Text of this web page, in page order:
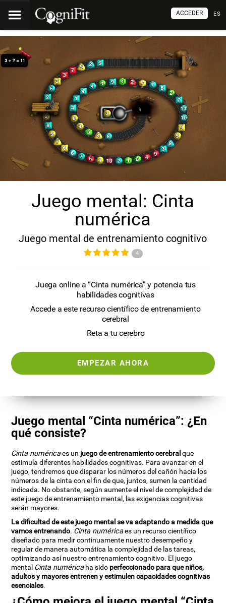
ES
ACCEDER
Juego mental: Cinta
numérica
Juego mental de entrenamiento cognitivo
4
Juega online a “Cinta numérica” y potencia tus
habilidades cognitivas
Accede a este recurso científico de entrenamiento
cerebral
Reta a tu cerebro
EMPEZAR AHORA
Juego mental “Cinta numérica”: ¿En
qué consiste?
Cinta numéricaes un juego de entrenamiento cerebralque
estimula diferentes habilidades cognitivas. Para avanzar en el
juego, tendremos que disparar los números del cañón hacia los
números de la cinta con el fin de que, juntos, sumen la cantidad
indicada. No obstante, según aumente el nivel de complejidad de
este juego de entrenamiento mental, las exigencias cognitivas
serán mayores.
La dificultad de este juego mental se va adaptando a medida que
vamos entrenando. Cinta numéricaes un recurso científico
diseñado para medir continuamente nuestro desempeño y
regular de manera automática la complejidad de las tareas,
optimizando así nuestro entrenamiento cognitivo. El juego
mental Cinta numéricaha sido perfeccionado para que niños,
adultos y mayores entrenen y estimulen capacidades cognitivas
esenciales.